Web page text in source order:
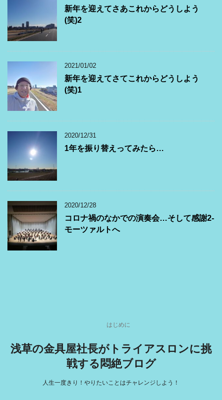
新年を迎えてさあこれからどうしよう
(笑)2
2021/01/02
新年を迎えてさてこれからどうしよう
(笑)1
2020/12/31
1年を振り替えってみたら…
2020/12/28
コロナ禍のなかでの演奏会…そして感謝2-
モーツァルトへ
はじめに
浅草の金具屋社長がトライアスロンに挑
戦する悶絶ブログ
人生一度きり！やりたいことはチャレンジしよう！